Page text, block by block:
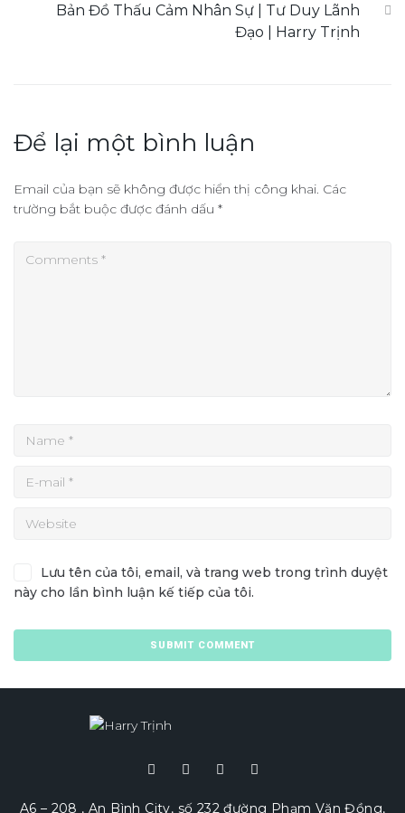
Bản Đồ Thấu Cảm Nhân Sự | Tư Duy Lãnh
Đạo | Harry Trịnh
Để lại một bình luận
Email của bạn sẽ không được hiển thị công khai. Các
trường bắt buộc được đánh dấu *
Lưu tên của tôi, email, và trang web trong trình duyệt
này cho lần bình luận kế tiếp của tôi.
A6 – 208 , An Bình City, số 232 đường Phạm Văn Đồng,